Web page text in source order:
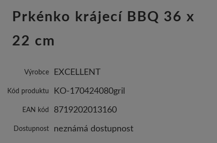
Prkénko krájecí BBQ 36 x
22 cm
Výrobce EXCELLENT
Kód produktu KO-170424080gril
EAN kód 8719202013160
Dostupnost neznámá dostupnost